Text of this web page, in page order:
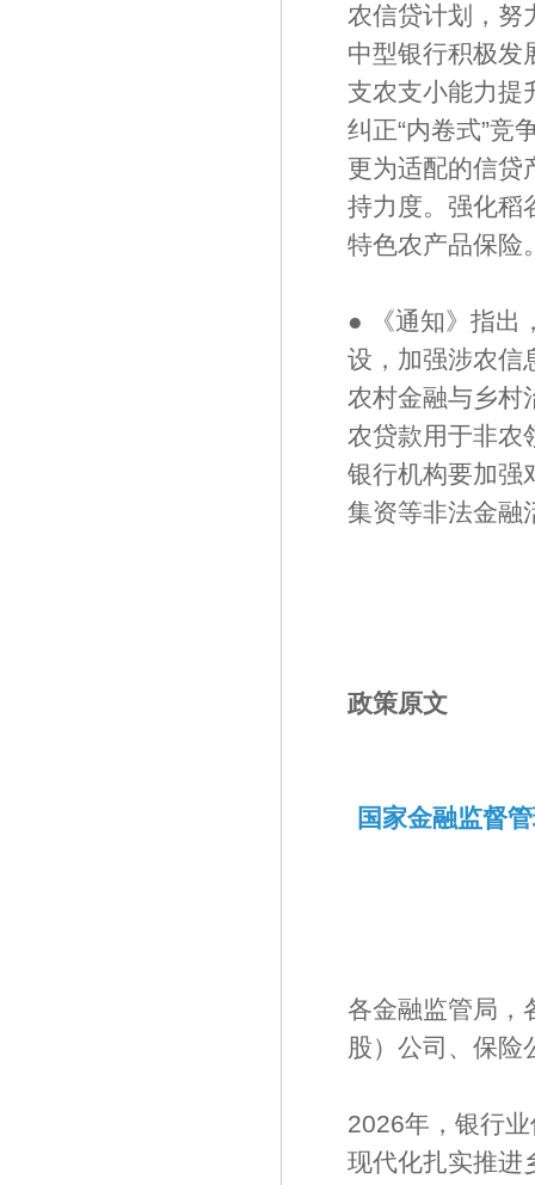
农信贷计划，努
中型银行积极发
支农支小能力提
纠正“内卷式”竞
更为适配的信贷
持力度。强化稻
特色农产品保险
● 《通知》指出
设，加强涉农信
农村金融与乡村
农贷款用于非农
银行机构要加强
集资等非法金融
政策原文
国家金融监督
各金融监管局，
股）公司、保险
2026年，银行
现代化扎实推进